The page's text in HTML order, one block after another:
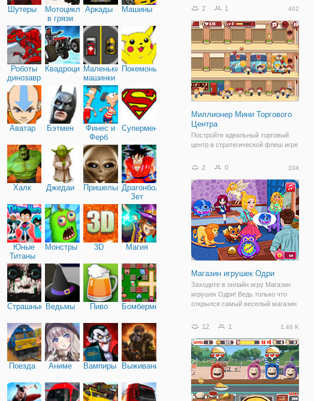
Шутеры
Мотоциклы
в грязи
Аркады Машины
Роботы
динозавры
КвадроциклыМаленькие
машинки
Покемоны
Аватар Бэтмен
Финес и
Ферб
Супермен
Халк Джедаи ПришельцыДрагонболл
Зет
Юные
Титаны
Монстры 3D Магия
Страшные Ведьмы Пиво Бомбермен
Поезда Аниме Вампиры Выживание
заказа вашего клиента, работать
приготовить идеальную пиццу. Но
будьте внимательны,
2 1 402
Миллионер Мини Торгового
Центра
Постройте идеальный торговый
центр в стратегической флеш игре
Центра". Здесь вы будете в роли
задача заключается в том, чтобы
развивать его и делать более
прибыльным.
2 0 104
Магазин игрушек Одри
Заходите в онлайн игру Магазин
игрушек Одри! Ведь только что
открылся самый веселый магазин
товаров здесь еще недостаточно.
исправить это, и отыскать все
милые
12 1 1.46 K